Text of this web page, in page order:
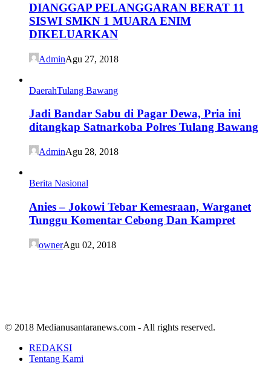
DIANGGAP PELANGGARAN BERAT 11
SISWI SMKN 1 MUARA ENIM
DIKELUARKAN
AdminAgu 27, 2018
DaerahTulang Bawang
Jadi Bandar Sabu di Pagar Dewa, Pria ini
ditangkap Satnarkoba Polres Tulang Bawang
AdminAgu 28, 2018
Berita Nasional
Anies – Jokowi Tebar Kemesraan, Warganet
Tunggu Komentar Cebong Dan Kampret
ownerAgu 02, 2018
© 2018 Medianusantaranews.com - All rights reserved.
REDAKSI
Tentang Kami